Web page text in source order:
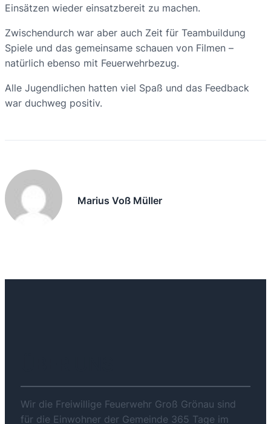
Einsätzen wieder einsatzbereit zu machen.
Zwischendurch war aber auch Zeit für Teambuildung
Spiele und das gemeinsame schauen von Filmen –
natürlich ebenso mit Feuerwehrbezug.
Alle Jugendlichen hatten viel Spaß und das Feedback
war duchweg positiv.
Marius Voß Müller
Wir die Freiwillige Feuerwehr Groß Grönau sind
für die Einwohner der Gemeinde 365 Tage im